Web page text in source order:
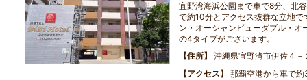
宜野湾海浜公園まで車で8分、北
で約10分とアクセス抜群な立地で
ン・オーシャンビューダブル・オ
の4タイプがございます。
住所
沖縄県宜野湾市伊佐４－
アクセス
那覇空港から車で